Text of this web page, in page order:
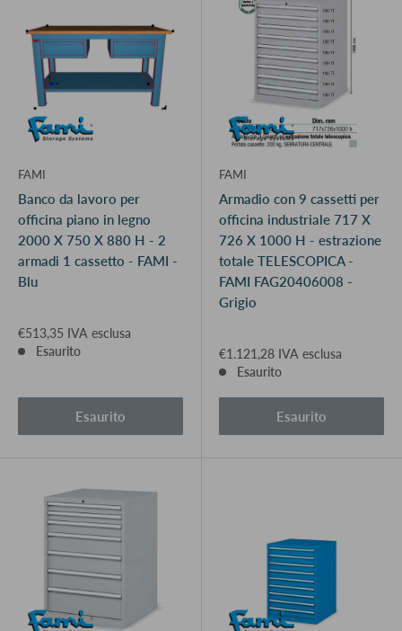
FAMI
Banco da lavoro per
officina piano in legno
2000 X 750 X 880 H - 2
armadi 1 cassetto - FAMI -
Blu
€513,35 IVA esclusa
Esaurito
Esaurito
FAMI
Armadio con 9 cassetti per
officina industriale 717 X
726 X 1000 H - estrazione
totale TELESCOPICA -
FAMI FAG20406008 -
Grigio
€1.121,28 IVA esclusa
Esaurito
Esaurito